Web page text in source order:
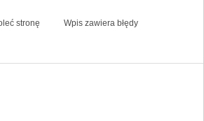
stronę Wpis zawiera błędy